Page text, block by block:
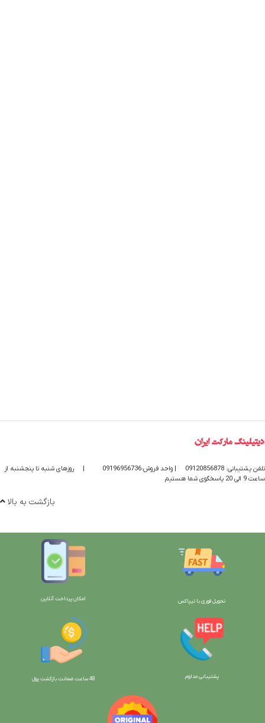
تلفن پشتیبانی: 09120856878 | واحد فروش:09196956736
روزهای شنبه تا پنجشنبه از
ساعت 9 الی 20 پاسخگوی شما هستیم
بازگشت به بالا
تحویل فوری با تیپاکس امکان پرداخت آنلاین
پشتیبانی مداوم 48 ساعت ضمانت بازگش ت پول